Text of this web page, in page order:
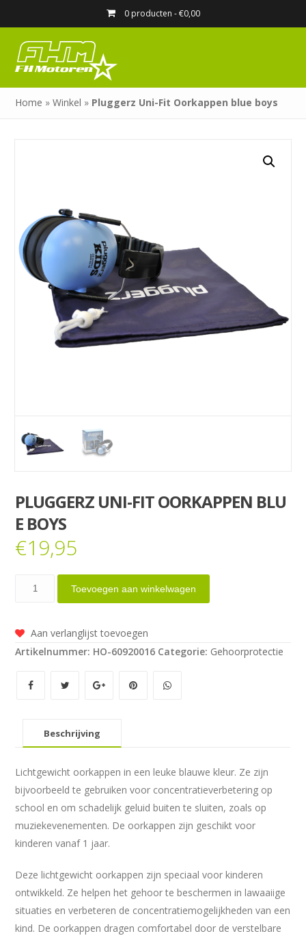
0 producten -€0,00
Home »Winkel » Pluggerz Uni-Fit Oorkappen blue boys
PLUGGERZ UNI-FIT OORKAPPEN BLU
E BOYS
€19,95
Pluggerz
Oorkappen
blue
aantal
Toevoegen aan winkelwagen
Aan verlanglijst toevoegen
Artikelnummer: HO-60920016 Categorie: Gehoorprotectie
Beschrijving
Lichtgewicht oorkappen in een leuke blauwe kleur. Ze zijn
bijvoorbeeld te gebruiken voor concentratieverbetering op
school en om schadelijk geluid buiten te sluiten, zoals op
muziekevenementen. De oorkappen zijn geschikt voor
kinderen vanaf 1 jaar.
Deze lichtgewicht oorkappen zijn speciaal voor kinderen
ontwikkeld. Ze helpen het gehoor te beschermen in lawaaiige
situaties en verbeteren de concentratiemogelijkheden van een
kind. De oorkappen dragen comfortabel door de verstelbare